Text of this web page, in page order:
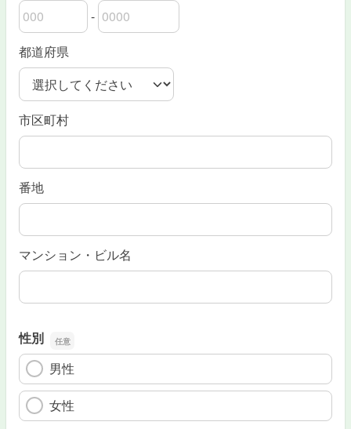
郵便番号の上3桁
-
郵便番号の下4桁
都道府県
市区町村
番地
マンション・ビル名
性別
男性
女性